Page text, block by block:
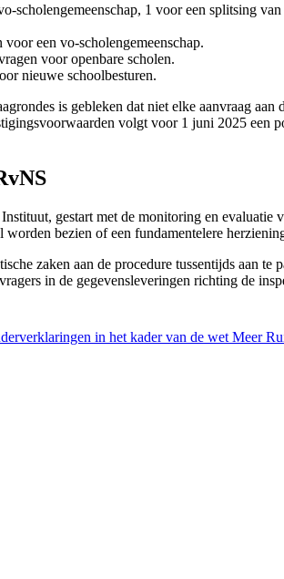
1 voor een splitsing
een vo-scholengemeenschap.
voor openbare scholen.
nieuwe schoolbesturen.
is gebleken dat niet elke aanvraag
volgt voor 1 juni 2025
gestart met de monitoring en evaluatie
bezien of een fundamentelere
zaken aan de procedure tussentijds aan
in de gegevensleveringen richting de
in het kader van de wet Meer